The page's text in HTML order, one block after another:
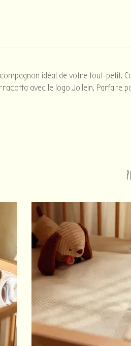
idéal de votre tout-
avec le logo Jollein. Parfaite